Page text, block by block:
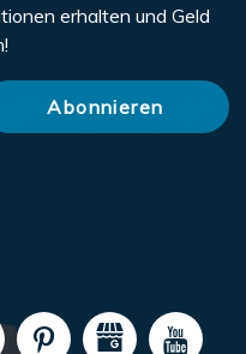
erhalten und Geld